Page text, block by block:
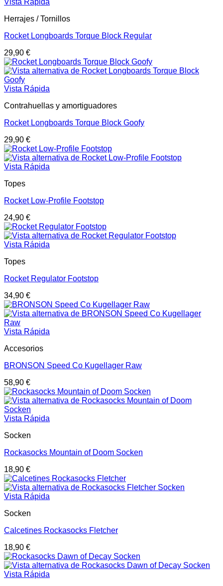
Vista Rápida
Herrajes / Tornillos
Rocket Longboards Torque Block Regular
29,90 €
Vista Rápida
Contrahuellas y amortiguadores
Rocket Longboards Torque Block Goofy
29,90 €
Vista Rápida
Topes
Rocket Low-Profile Footstop
24,90 €
Vista Rápida
Topes
Rocket Regulator Footstop
34,90 €
Vista Rápida
Accesorios
BRONSON Speed Co Kugellager Raw
58,90 €
Vista Rápida
Socken
Rockasocks Mountain of Doom Socken
18,90 €
Vista Rápida
Socken
Calcetines Rockasocks Fletcher
18,90 €
Vista Rápida